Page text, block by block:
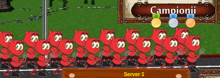
Server 1